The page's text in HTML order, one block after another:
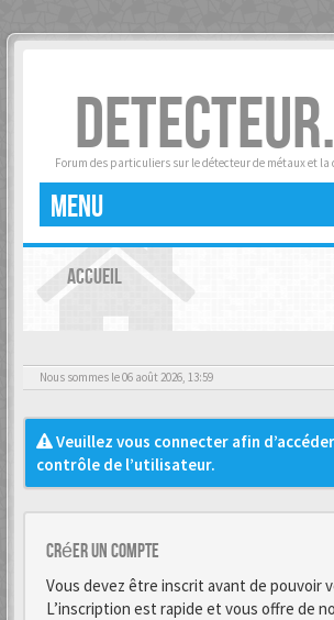
Forum des particuliers sur le détecteur de métaux et la
MENU
ACCUEIL
Nous sommes le 06 août 2026, 13:59
Veuillez vous connecter afin
contrôle de l’utilisateur.
Créer un Compte
Vous devez être inscrit avant de pouvoir
L’inscription est rapide et vous offre de